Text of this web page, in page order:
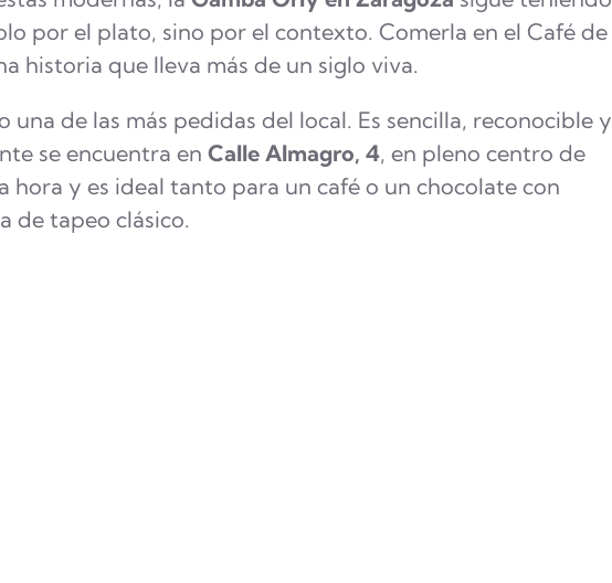
por el plato, sino por el contexto. Comerla en el Café de
historia que lleva más de un siglo viva.
una de las más pedidas del local. Es sencilla, reconocible y
se encuentra en Calle Almagro, 4, en pleno centro de
hora y es ideal tanto para un café o un chocolate con
de tapeo clásico.